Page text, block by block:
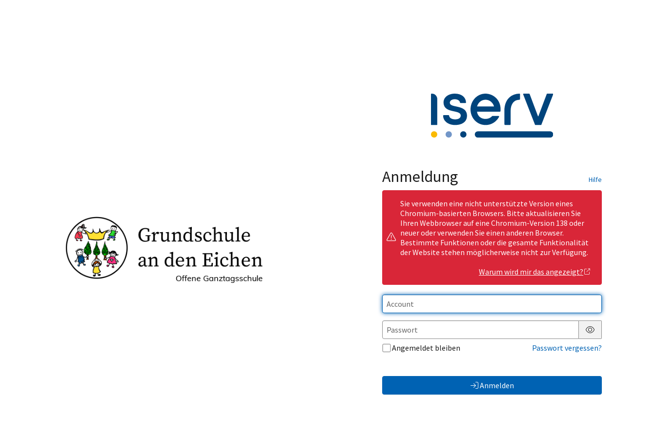
Anmeldung Hilfe
Sie verwenden eine nicht unterstützte Version eines
Chromium-basierten Browsers. Bitte aktualisieren Sie
Ihren Webbrowser auf eine Chromium-Version 138 oder
neuer oder verwenden Sie einen anderen Browser.
Bestimmte Funktionen oder die gesamte Funktionalität
der Website stehen möglicherweise nicht zur Verfügung.
Warum wird mir das angezeigt?
Passwort anzeigen
Angemeldet bleiben
Passwort vergessen?
Anmelden